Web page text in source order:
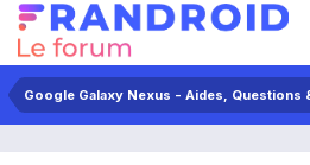
Google Galaxy Nexus - Aides, Questions